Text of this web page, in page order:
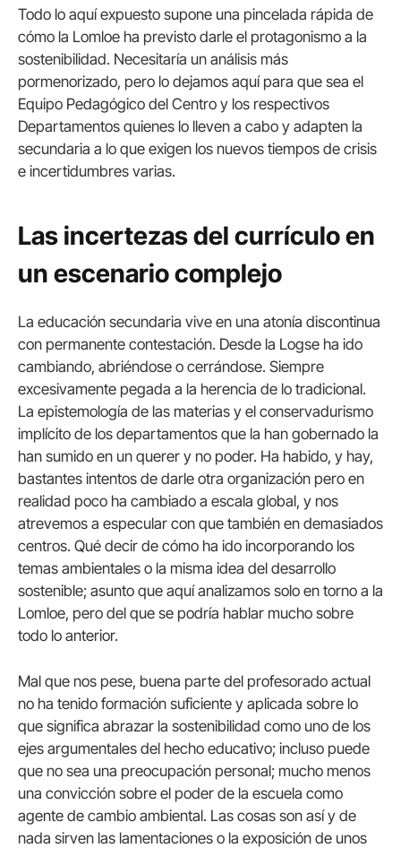
Todo lo aquí expuesto supone una pincelada rápida de
cómo la Lomloe ha previsto darle el protagonismo a la
sostenibilidad. Necesitaría un análisis más
pormenorizado, pero lo dejamos aquí para que sea el
Equipo Pedagógico del Centro y los respectivos
Departamentos quienes lo lleven a cabo y adapten la
secundaria a lo que exigen los nuevos tiempos de crisis
e incertidumbres varias.
Las incertezas del currículo en
un escenario complejo
La educación secundaria vive en una atonía discontinua
con permanente contestación. Desde la Logse ha ido
cambiando, abriéndose o cerrándose. Siempre
excesivamente pegada a la herencia de lo tradicional.
La epistemología de las materias y el conservadurismo
implícito de los departamentos que la han gobernado la
han sumido en un querer y no poder. Ha habido, y hay,
bastantes intentos de darle otra organización pero en
realidad poco ha cambiado a escala global, y nos
atrevemos a especular con que también en demasiados
centros. Qué decir de cómo ha ido incorporando los
temas ambientales o la misma idea del desarrollo
sostenible; asunto que aquí analizamos solo en torno a la
Lomloe, pero del que se podría hablar mucho sobre
todo lo anterior.
Mal que nos pese, buena parte del profesorado actual
no ha tenido formación suficiente y aplicada sobre lo
que significa abrazar la sostenibilidad como uno de los
ejes argumentales del hecho educativo; incluso puede
que no sea una preocupación personal; mucho menos
una convicción sobre el poder de la escuela como
agente de cambio ambiental. Las cosas son así y de
nada sirven las lamentaciones o la exposición de unos